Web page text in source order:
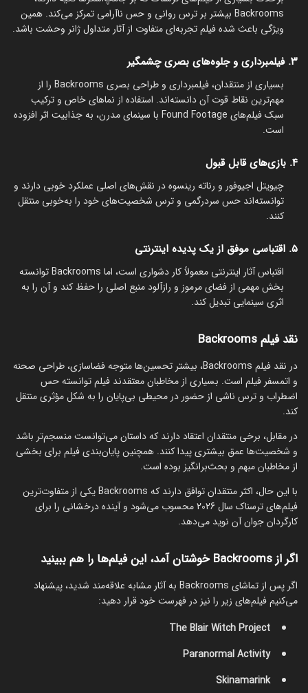
Backrooms بیشتر بر ترس روانی و حس ناآرامی تمرکز می‌کند. همین
ویژگی باعث شده فیلم تجربه‌ای متفاوت از آثار متداول ژانر وحشت باشد.
۳. فیلمبرداری و جلوه‌های بصری چشمگیر
بسیاری از منتقدان، فیلمبرداری و طراحی بصری Backrooms را از
مهم‌ترین نقاط قوت آن دانسته‌اند. استفاده از نماهای خاص و ترکیب
سبک فیلم‌های Found Footage با سینمای مدرن، به جذابیت اثر افزوده
است.
۴. بازی‌های قابل قبول
چیویتل اجیوفور و رناته رینسوه در نقش‌های اصلی عملکرد خوبی دارند و
توانسته‌اند حس سردرگمی و ترس شخصیت‌های خود را به‌خوبی منتقل
کنند.
۵. اقتباسی موفق از یک پدیده اینترنتی
اقتباس آثار اینترنتی معمولاً کار دشواری است، اما Backrooms توانسته
بخش مهمی از فضای مرموز و رازآلود منبع اصلی را حفظ کند و آن را به
اثری سینمایی تبدیل کند.
نقد فیلم Backrooms
در نقد فیلم Backrooms، بیشتر تحسین‌ها متوجه فضاسازی، طراحی صحنه
و اتمسفر فیلم است. بسیاری از مخاطبان معتقدند فیلم توانسته حس
اضطراب و ترس ناشی از حضور در محیطی بی‌پایان را به شکل مؤثری منتقل
کند.
در مقابل، برخی منتقدان اعتقاد دارند که داستان می‌توانست منسجم‌تر باشد
و شخصیت‌ها عمق بیشتری پیدا کنند. همچنین پایان‌بندی فیلم برای بخشی
از مخاطبان مبهم و بحث‌برانگیز بوده است.
با این حال، اکثر منتقدان توافق دارند که Backrooms یکی از متفاوت‌ترین
فیلم‌های ترسناک سال 2026 محسوب می‌شود و آینده درخشانی را برای
کارگردان جوان آن نوید می‌دهد.
اگر از Backrooms خوشتان آمد، این فیلم‌ها را هم ببینید
اگر پس از تماشای Backrooms به آثار مشابه علاقه‌مند شدید، پیشنهاد
می‌کنیم فیلم‌های زیر را نیز در فهرست خود قرار دهید:
The Blair Witch Project
Paranormal Activity
Skinamarink